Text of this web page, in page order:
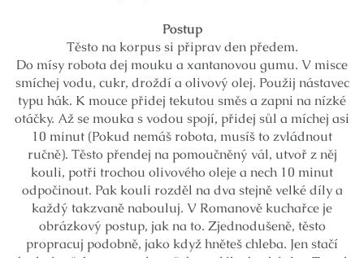
Postup
Těsto na korpus si připrav den předem.
Do mísy robota dej mouku a xantanovou gumu. V misce
smíchej vodu, cukr, droždí a olivový olej. Použij nástavec
typu hák. K mouce přidej tekutou směs a zapni na nízké
otáčky. Až se mouka s vodou spojí, přidej sůl a míchej asi
10 minut (Pokud nemáš robota, musíš to zvládnout
ručně). Těsto přendej na pomoučněný vál, utvoř z něj
kouli, potři trochou olivového oleje a nech 10 minut
odpočinout. Pak kouli rozděl na dva stejně velké díly a
každý takzvaně nabouluj. V Romanově kuchařce je
obrázkový postup, jak na to. Zjednodušeně, těsto
propracuj podobně, jako když hněteš chleba. Jen stačí